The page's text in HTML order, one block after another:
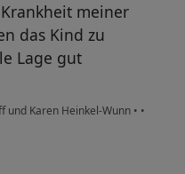
meiner
das Kind zu
Lage gut
und Karen Heinkel-Wunn • •